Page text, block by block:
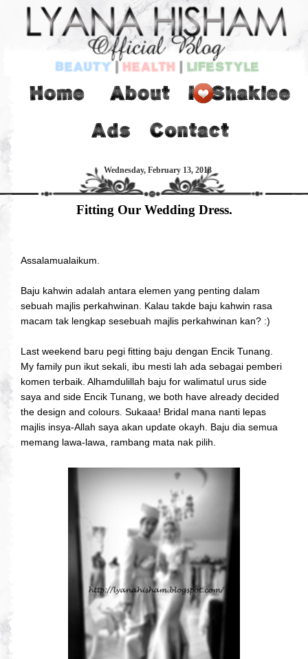
Wednesday, February 13, 2013
Fitting Our Wedding Dress.
Assalamualaikum.
Baju kahwin adalah antara elemen yang penting dalam
sebuah majlis perkahwinan. Kalau takde baju kahwin rasa
macam tak lengkap sesebuah majlis perkahwinan kan? :)
Last weekend baru pegi fitting baju dengan Encik Tunang.
My family pun ikut sekali, ibu mesti lah ada sebagai pemberi
komen terbaik. Alhamdulillah baju for walimatul urus side
saya and side Encik Tunang, we both have already decided
the design and colours. Sukaaa! Bridal mana nanti lepas
majlis insya-Allah saya akan update okayh. Baju dia semua
memang lawa-lawa, rambang mata nak pilih.